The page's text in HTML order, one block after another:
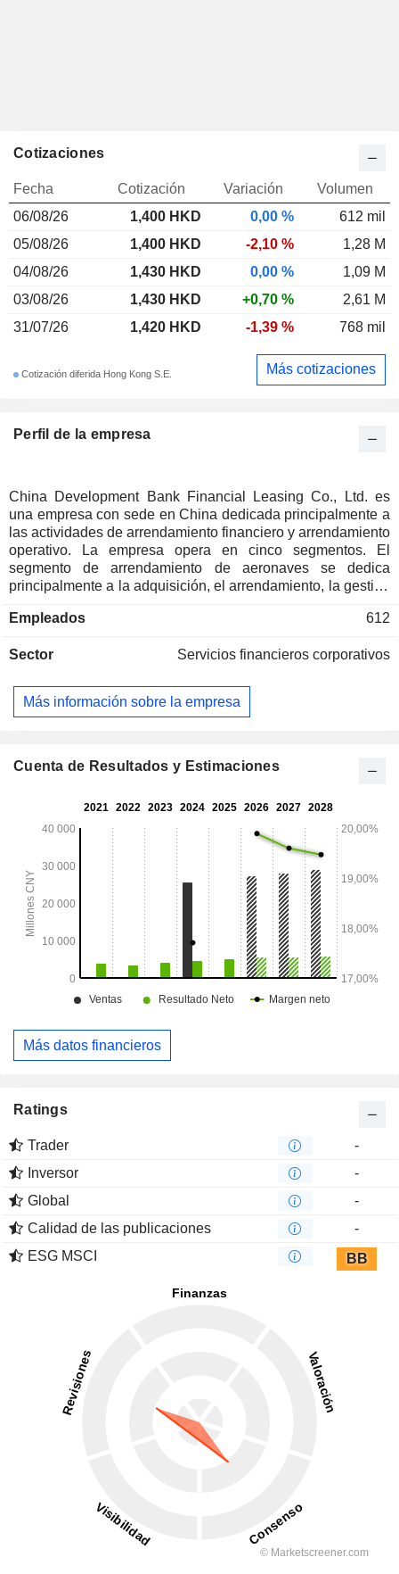
Perfil de la empresa
China Development Bank Financial Leasing Co., Ltd. es
una empresa con sede en China dedicada principalmente a
las actividades de arrendamiento financiero y arrendamiento
operativo. La empresa opera en cinco segmentos. El
segmento de arrendamiento de aeronaves se dedica
principalmente a la adquisición, el arrendamiento, la gestión
arrendamiento para el desarrollo regional se dedica
de transporte, así como de equipos industriales
respaldo de políticas nacionales. El segmento de
arrendamiento de buques se dedica principalmente al
vehículos distintos de aeronaves y buques, así como de
arrendamiento de energía verde y equipos de alta gama se
de energía verde, incluyendo la energía eólica y
fotovoltaica, así como de equipos.
Empleados 612
Sector Servicios financieros corporativos
Más información sobre la empresa
Cotizaciones
Fecha Cotización Variación
Volumen
06/08/26
1,400 HKD 0,00 %
612 mil
05/08/26
1,400 HKD -2,10 %
1,28 M
04/08/26
1,430 HKD 0,00 %
1,09 M
03/08/26
1,430 HKD +0,70 %
2,61 M
31/07/26
1,420 HKD -1,39 % 768 mil
Cotización diferida Hong Kong S.E. Más cotizaciones
Cuenta de Resultados y Estimaciones
Más datos financieros
Ratings
Trader
-
Inversor
-
Global
-
Calidad de las publicaciones
-
ESG MSCI
BB